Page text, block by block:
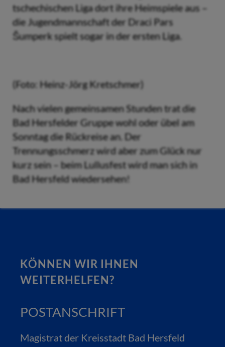
tschechischen Liga dort ihre Heimspiele aus –
die Jugendmannschaft der Draci Pars
Šumperk spielt sogar in der ersten Liga.
(Foto: Heinz-Jörg Kretschmer)
Nach vielen gemeinsamen Stunden trat die
Bad Hersfelder Gruppe wohl oder übel am
Sonntag die Rückreise an. Der
Trennungsschmerz wird aber zum Glück nur
kurz sein – beim Lullusfest wird man sich in
Bad Hersfeld wiedersehen!
KÖNNEN WIR IHNEN
WEITERHELFEN?
POSTANSCHRIFT
Magistrat der Kreisstadt Bad Hersfeld